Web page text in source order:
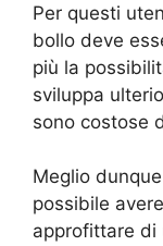
Per questi
bollo deve
più la
sviluppa
sono costose
Meglio
possibile
approfittare di